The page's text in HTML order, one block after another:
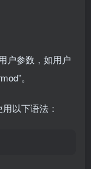
户参数，如用户
。
以下语法：